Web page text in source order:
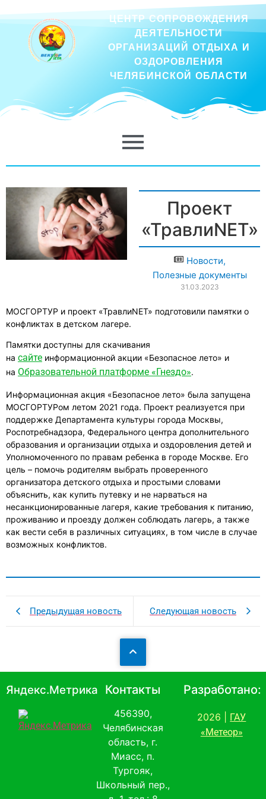
ЦЕНТР СОПРОВОЖДЕНИЯ
ДЕЯТЕЛЬНОСТИ
ОРГАНИЗАЦИЙ ОТДЫХА И
ОЗДОРОВЛЕНИЯ
ЧЕЛЯБИНСКОЙ ОБЛАСТИ
Проект
«ТравлиNET»
Новости,
Полезные документы
31.03.2023
МОСГОРТУР и проект «ТравлиNET» подготовили памятки о
конфликтах в детском лагере.
Памятки доступны для скачивания
на сайте информационной акции «Безопасное лето» и
на Образовательной платформе «Гнездо».
Информационная акция «Безопасное лето» была запущена
МОСГОРТУРом летом 2021 года. Проект реализуется при
поддержке Департамента культуры города Москвы,
Роспотребнадзора, Федерального центра дополнительного
образования и организации отдыха и оздоровления детей и
Уполномоченного по правам ребенка в городе Москве. Его
цель – помочь родителям выбрать проверенного
организатора детского отдыха и простыми словами
объяснить, как купить путевку и не нарваться на
несанкционированные лагеря, какие требования к питанию,
проживанию и проезду должен соблюдать лагерь, а также
как вести себя в различных ситуациях, в том числе в случае
возможных конфликтов.
Предыдущая новость Следующая новость
Яндекс.Метрика Контакты
456390,
Челябинская
область, г.
Миасс, п.
Тургояк,
Школьный пер.,
Разработано:
2026 |
ГАУ
«Метеор»